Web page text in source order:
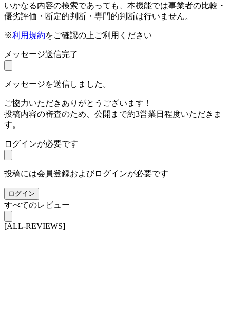
いかなる内容の検索であっても、本機能では事業者の比較・
優劣評価・断定的判断・専門的判断は行いません。
※利用規約をご確認の上ご利用ください
メッセージ送信完了
メッセージを送信しました。
ご協力いただきありがとうございます！
投稿内容の審査のため、公開まで約3営業日程度いただきま
す。
ログインが必要です
投稿には会員登録およびログインが必要です
ログイン
すべてのレビュー
[ALL-REVIEWS]